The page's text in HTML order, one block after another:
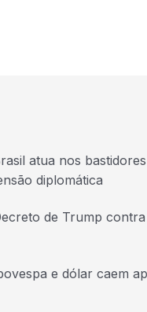
atua nos
diplomática
de Trump
e dólar caem